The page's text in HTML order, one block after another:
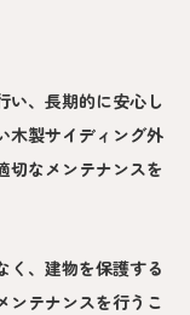
い、長期的に安心し
木製サイディング外
切なメンテナンスを
く、建物を保護する
ンテナンスを行うこ